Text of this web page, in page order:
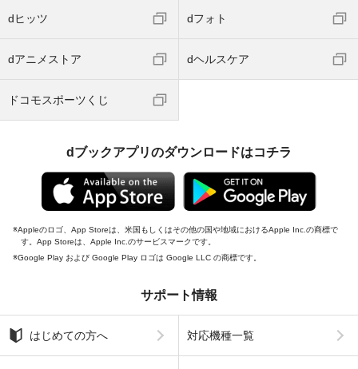
dヒッツ dフォト
dアニメストア dヘルスケア
ドコモスポーツくじ
dブックアプリのダウンロードはコチラ
Appleのロゴ、App Storeは、米国もしくはその他の国や地域におけるApple Inc.の商標で
す。App Storeは、Apple Inc.のサービスマークです。
Google Play および Google Play ロゴは Google LLC の商標です。
サポート情報
はじめての方へ 対応機種一覧